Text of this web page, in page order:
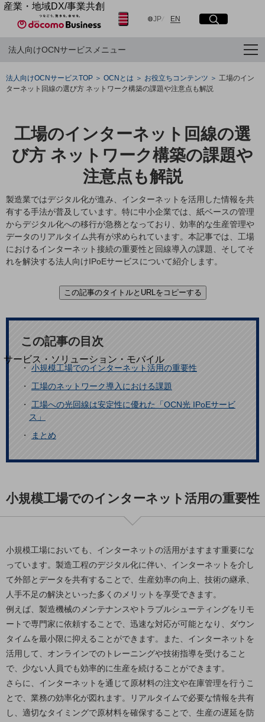
産業・地域DX/事業共創
OPEN HUB for Plural Futures
「社会可能性」を探究・実装する事業共創エコシステムです。
イベント/ウェビナー
記事コンテンツ
プレイヤー(カタリスト/パートナー企業)
産業・地域DXプラットフォーマーとして
企業と地域が持続成長する社会を目指します
Smart City
Smart Industry
Smart Mobility
Smart Worksite
生成AI(Generative AI)
地域の取り組み
地域社会を支える皆さまと地域課題の解決や
LGPF(Local Government Platform)
サービス・ソリューション・モバイル
サービス・ソリューションTOP
DXに関する課題を解決する
サービス・ソリューションをご紹介
カテゴリーで探す
電話・映像コミュニケーション
セキュリティ
データ利活用
運用管理
災害対策・BCP
課題・ニーズで探す
課題・ニーズで探すTOP
コミュニケーション・情報共有
JP日本語
ENEnglish
サイト内検索
メニュー
フリーワードでNTTドコモビジネスの
取り組みを検索
法人向けOCNサービスメニュー
法人向けOCNサービスTOP OCNとは お役立ちコンテンツ
工場のイン
ターネット回線の選び方 ネットワーク構築の課題や注意点も解説
工場のインターネット回線の選
び方 ネットワーク構築の課題や
注意点も解説
製造業ではデジタル化が進み、インターネットを活用した情報を共
有する手法が普及しています。特に中小企業では、紙ベースの管理
からデジタル化への移行が急務となっており、効率的な生産管理や
データのリアルタイム共有が求められています。本記事では、工場
におけるインターネット接続の重要性と回線導入の課題、そしてそ
れを解決する法人向けIPoEサービスについて紹介します。
この記事のタイトルとURLをコピーする
この記事の目次
・ 小規模工場でのインターネット活用の重要性
・ 工場のネットワーク導入における課題
・ 工場への光回線は安定性に優れた「OCN光 IPoEサービ
ス」
・
まとめ
小規模工場でのインターネット活用の重要性
小規模工場においても、インターネットの活用がますます重要にな
っています。製造工程のデジタル化に伴い、インターネットを介し
て外部とデータを共有することで、生産効率の向上、技術の継承、
人手不足の解決といった多くのメリットを享受できます。
例えば、製造機械のメンテナンスやトラブルシューティングをリモ
ートで専門家に依頼することで、迅速な対応が可能となり、ダウン
タイムを最小限に抑えることができます。また、インターネットを
活用して、オンラインでのトレーニングや技術指導を受けること
で、少ない人員でも効率的に生産を続けることができます。
さらに、インターネットを通じて原材料の注文や在庫管理を行うこ
とで、業務の効率化が図れます。リアルタイムで必要な情報を共有
し、適切なタイミングで原材料を確保することで、生産の遅延を防